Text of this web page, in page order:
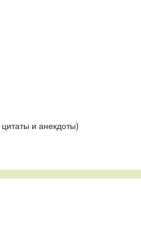
и анекдоты)